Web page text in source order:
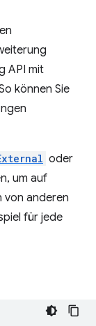
API mit
können Sie
oder
um auf
von anderen
für jede